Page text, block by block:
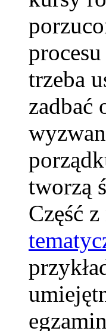
trzeba
zadbać
tworzą
Część